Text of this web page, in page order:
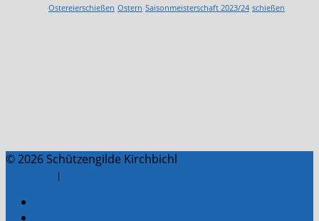
Ostereierschießen Ostern Saisonmeisterschaft 2023/24 schießen
© 2026 Schützengilde Kirchbichl
|